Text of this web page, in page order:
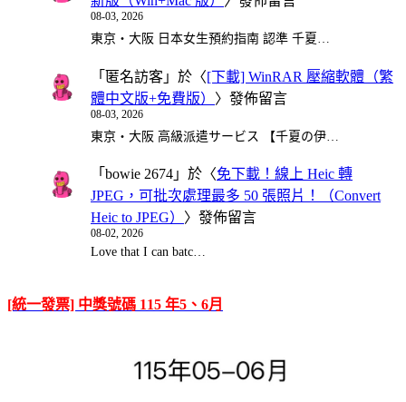
08-03, 2026
東京・大阪 日本女生預約指南 認準 千夏…
「 匿名訪客 」於〈[下載] WinRAR 壓縮軟體（繁
體中文版+免費版） 〉發佈留言
08-03, 2026
東京・大阪 高級派遣サービス 【千夏の伊…
「 bowie 2674 」於〈免下載！線上 Heic 轉
JPEG，可批次處理最多 50 張照片！（Convert
Heic to JPEG） 〉發佈留言
08-02, 2026
Love that I can batc…
[統一發票] 中獎號碼 115 年5、6月